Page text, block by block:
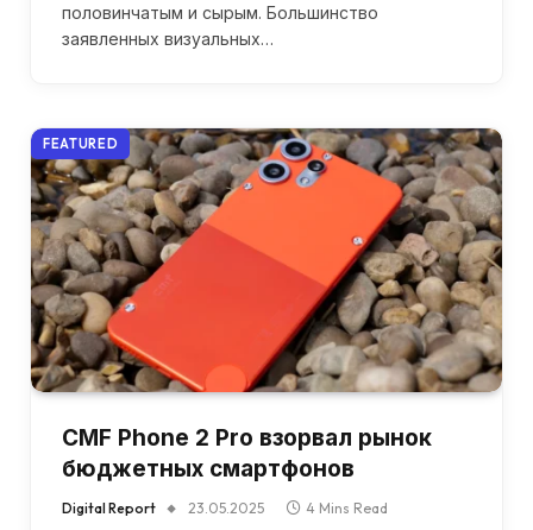
половинчатым и сырым. Большинство
заявленных визуальных…
FEATURED
CMF Phone 2 Pro взорвал рынок
бюджетных смартфонов
Digital Report 23.05.2025 4 Mins Read